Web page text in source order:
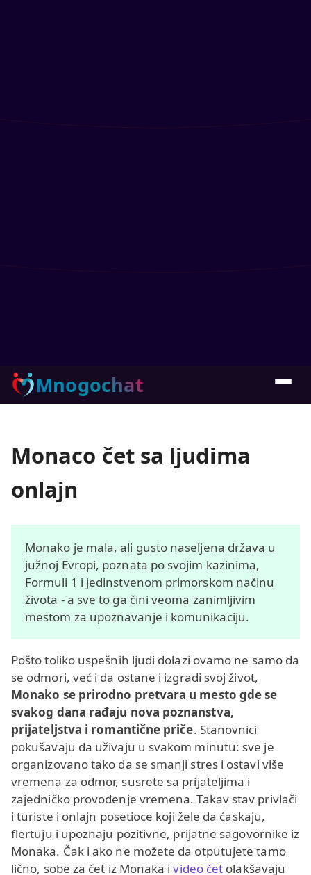
Mnogochat
Monaco čet sa ljudima
onlajn
Monako je mala, ali gusto naseljena država u
južnoj Evropi, poznata po svojim kazinima,
Formuli 1 i jedinstvenom primorskom načinu
života - a sve to ga čini veoma zanimljivim
mestom za upoznavanje i komunikaciju.
Pošto toliko uspešnih ljudi dolazi ovamo ne samo da
se odmori, već i da ostane i izgradi svoj život,
Monako se prirodno pretvara u mesto gde se
svakog dana rađaju nova poznanstva,
prijateljstva i romantične priče. Stanovnici
pokušavaju da uživaju u svakom minutu: sve je
organizovano tako da se smanji stres i ostavi više
vremena za odmor, susrete sa prijateljima i
zajedničko provođenje vremena. Takav stav privlači
i turiste i onlajn posetioce koji žele da ćaskaju,
flertuju i upoznaju pozitivne, prijatne sagovornike iz
Monaka. Čak i ako ne možete da otputujete tamo
lično, sobe za čet iz Monaka ivideo čet olakšavaju